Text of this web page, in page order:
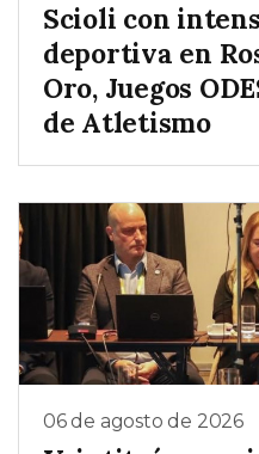
Scioli con
deportiva en
Oro, Juegos
de Atletismo
06 de agosto de 2026